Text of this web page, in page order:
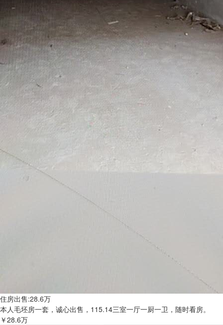
住房出售:28.6万
本人毛坯房一套，诚心出售，115.14三室一厅一厨一卫，随时看房。
￥28.6万